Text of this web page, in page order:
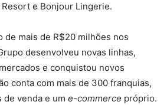
Resort e Bonjour Lingerie.
de mais de R$20 milhões nos
desenvolveu novas linhas,
e conquistou novos
conta com mais de 300 franquias,
de venda e um e-commerce próprio.